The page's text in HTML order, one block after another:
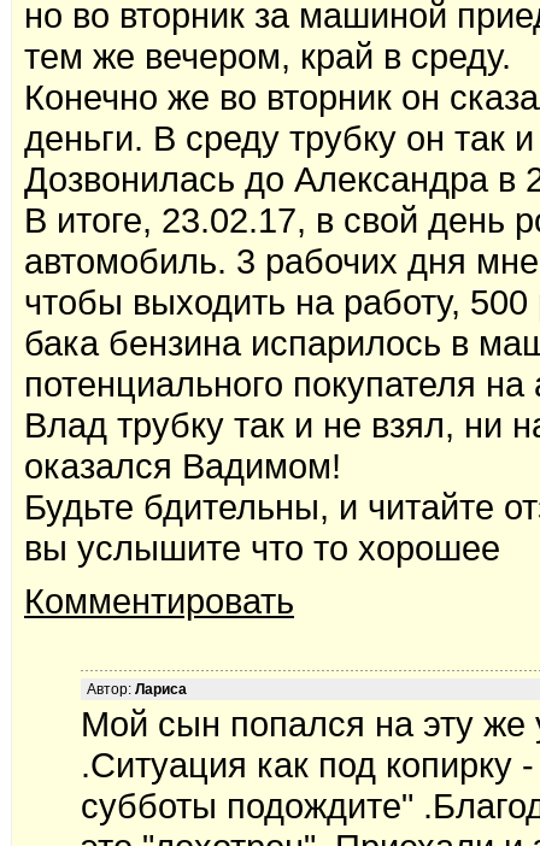
но во вторник за машиной
тем же вечером, край в среду.
Конечно же во вторник он
деньги. В среду трубку он так
Дозвонилась до Александра в
В итоге, 23.02.17, в свой день
автомобиль. 3 рабочих дня
чтобы выходить на работу,
бака бензина испарилось в
потенциального покупателя на
Влад трубку так и не взял, ни
оказался Вадимом!
Будьте бдительны, и читайте
вы услышите что то хорошее
Комментировать
Автор:Лариса
Мой сын попался на эту же
.Ситуация как под копирку
субботы подождите"